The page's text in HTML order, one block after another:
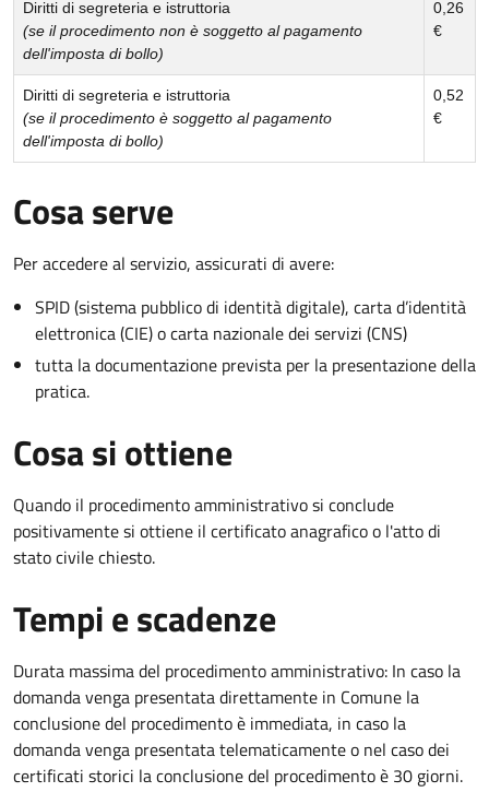
Diritti di segreteria e istruttoria
(se il procedimento non è soggetto al pagamento
dell'imposta di bollo)
0,26
€
Diritti di segreteria e istruttoria
(se il procedimento è soggetto al pagamento
dell'imposta di bollo)
0,52
€
Cosa serve
Per accedere al servizio, assicurati di avere:
SPID (sistema pubblico di identità digitale), carta d’identità
elettronica (CIE) o carta nazionale dei servizi (CNS)
tutta la documentazione prevista per la presentazione della
pratica.
Cosa si ottiene
Quando il procedimento amministrativo si conclude
positivamente si ottiene il certificato anagrafico o l'atto di
stato civile chiesto.
Tempi e scadenze
Durata massima del procedimento amministrativo: In caso la
domanda venga presentata direttamente in Comune la
conclusione del procedimento è immediata, in caso la
domanda venga presentata telematicamente o nel caso dei
certificati storici la conclusione del procedimento è 30 giorni.